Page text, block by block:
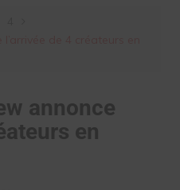
annonce
en